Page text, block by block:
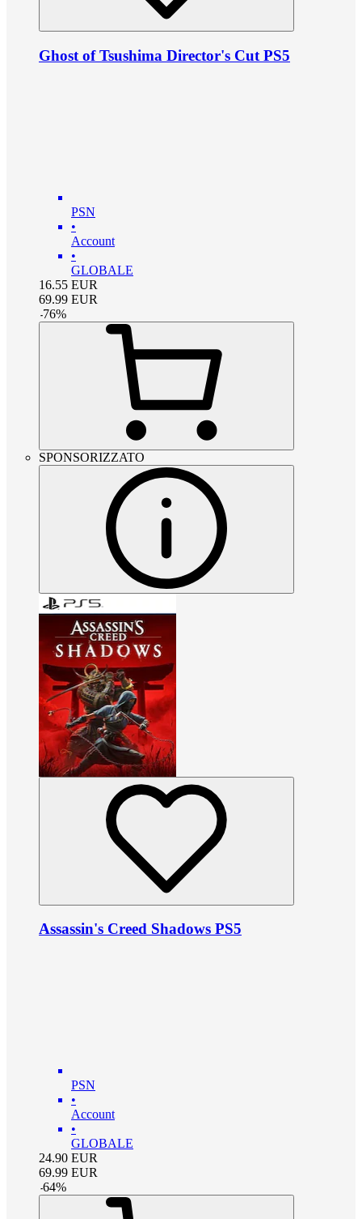
Ghost of Tsushima Director's Cut PS5
PSN
•
Account
•
GLOBALE
16.55 EUR
69.99 EUR
-76%
SPONSORIZZATO
Assassin's Creed Shadows PS5
PSN
•
Account
•
GLOBALE
24.90 EUR
69.99 EUR
-64%